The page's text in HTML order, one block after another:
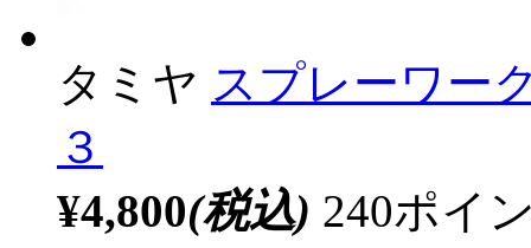
タミヤ スプレーワー
３
¥4,800(税込) 240ポイ